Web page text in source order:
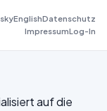
EnglishDatenschutz
ImpressumLog-In
auf die